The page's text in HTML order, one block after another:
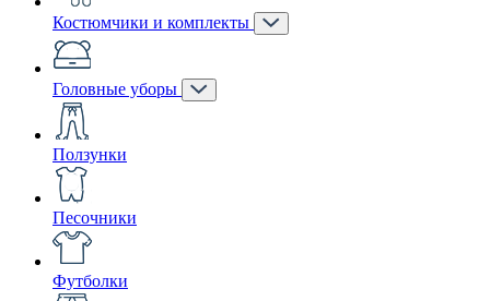
Костюмчики и комплекты
Головные уборы
Ползунки
Песочники
Футболки